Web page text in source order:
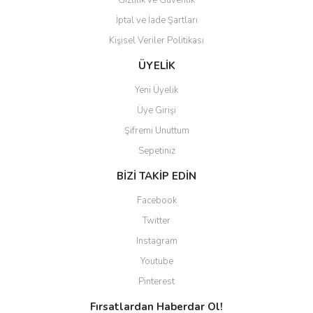
Gönder
İptal ve İade Şartları
Kişisel Veriler Politikası
ÜYELİK
Yeni Üyelik
Üye Girişi
Şifremi Unuttum
Sepetiniz
BİZİ TAKİP EDİN
Facebook
Twitter
Instagram
Youtube
Pinterest
Fırsatlardan Haberdar Ol!